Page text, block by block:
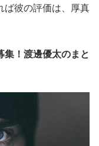
ば彼の評価は、厚真
集！渡邊優太のまと